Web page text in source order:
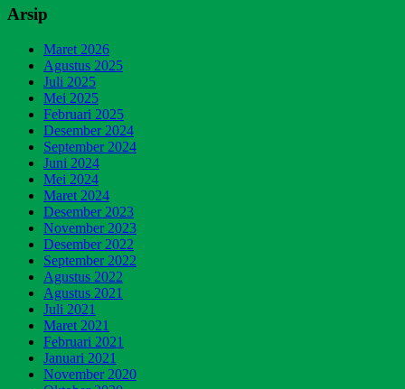
Arsip
Maret 2026
Agustus 2025
Juli 2025
Mei 2025
Februari 2025
Desember 2024
September 2024
Juni 2024
Mei 2024
Maret 2024
Desember 2023
November 2023
Desember 2022
September 2022
Agustus 2022
Agustus 2021
Juli 2021
Maret 2021
Februari 2021
Januari 2021
November 2020